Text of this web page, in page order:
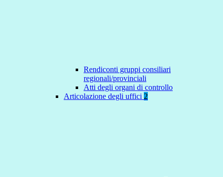
Rendiconti gruppi consiliari
regionali/provinciali
Atti degli organi di controllo
Articolazione degli uffici 2